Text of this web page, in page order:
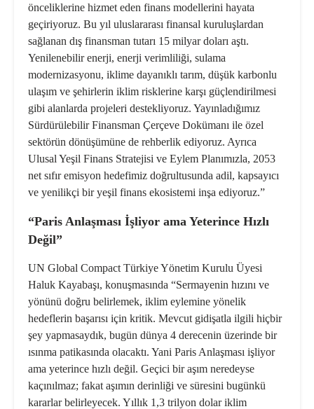
önceliklerine hizmet eden finans modellerini hayata
geçiriyoruz. Bu yıl uluslararası finansal kuruluşlardan
sağlanan dış finansman tutarı 15 milyar doları aştı.
Yenilenebilir enerji, enerji verimliliği, sulama
modernizasyonu, iklime dayanıklı tarım, düşük karbonlu
ulaşım ve şehirlerin iklim risklerine karşı güçlendirilmesi
gibi alanlarda projeleri destekliyoruz. Yayınladığımız
Sürdürülebilir Finansman Çerçeve Dokümanı ile özel
sektörün dönüşümüne de rehberlik ediyoruz. Ayrıca
Ulusal Yeşil Finans Stratejisi ve Eylem Planımızla, 2053
net sıfır emisyon hedefimiz doğrultusunda adil, kapsayıcı
ve yenilikçi bir yeşil finans ekosistemi inşa ediyoruz.”
“Paris Anlaşması İşliyor ama Yeterince Hızlı
Değil”
UN Global Compact Türkiye Yönetim Kurulu Üyesi
Haluk Kayabaşı, konuşmasında “Sermayenin hızını ve
yönünü doğru belirlemek, iklim eylemine yönelik
hedeflerin başarısı için kritik. Mevcut gidişatla ilgili hiçbir
şey yapmasaydık, bugün dünya 4 derecenin üzerinde bir
ısınma patikasında olacaktı. Yani Paris Anlaşması işliyor
ama yeterince hızlı değil. Geçici bir aşım neredeyse
kaçınılmaz; fakat aşımın derinliği ve süresini bugünkü
kararlar belirleyecek. Yıllık 1,3 trilyon dolar iklim